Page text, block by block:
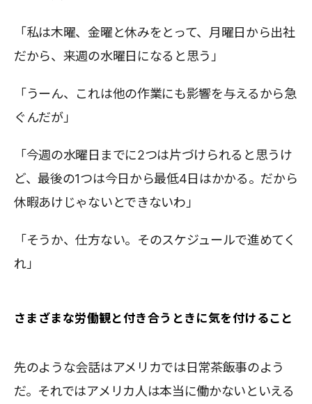
「私は木曜、金曜と休みをとって、月曜日から出社
だから、来週の水曜日になると思う」
「うーん、これは他の作業にも影響を与えるから急
ぐんだが」
「今週の水曜日までに2つは片づけられると思うけ
ど、最後の1つは今日から最低4日はかかる。だから
休暇あけじゃないとできないわ」
「そうか、仕方ない。そのスケジュールで進めてく
れ」
さまざまな労働観と付き合うときに気を付けること
先のような会話はアメリカでは日常茶飯事のよう
だ。それではアメリカ人は本当に働かないといえる